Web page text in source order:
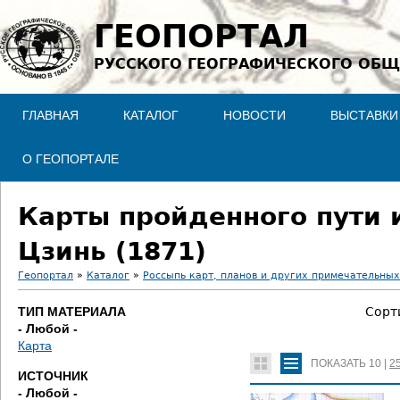
Jump to navigation
ГЕОПОРТАЛ
РУССКОГО ГЕОГРАФИЧЕСКОГО
ГЛАВНАЯ КАТАЛОГ НОВОСТИ ВЫСТАВКИ
О ГЕОПОРТАЛЕ
Карты пройденного пути
Цзинь (1871)
В
ы
з
Геопортал » Каталог » Россыпь карт, планов и других
ТИП МАТЕРИАЛА
- Любой -
Карта
ИСТОЧНИК
- Любой -
ПОКАЗАТЬ 10